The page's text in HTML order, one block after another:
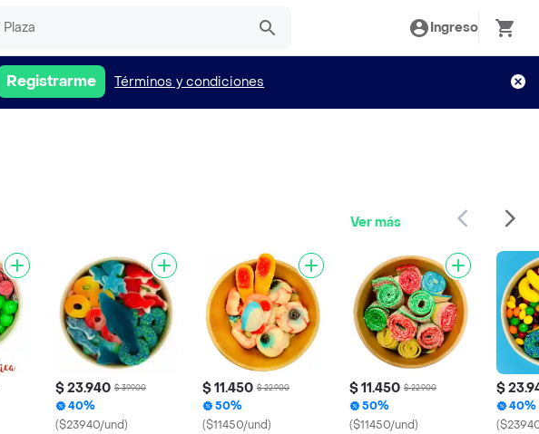
Ingreso
Registrarme Términos y condiciones
Ver más
$ 23.940 $ 39.900
40%
($23940/und)
$ 11.450 $ 22.900
50%
($11450/und)
$ 11.450 $ 22.900
50%
($11450/und)
$
40%